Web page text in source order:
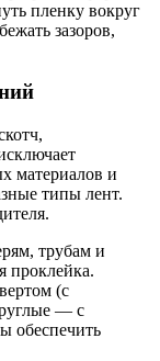
пленку вокруг
зазоров,
материалов и
типы лент.
трубам и
проклейка.
(с
— с
обеспечить